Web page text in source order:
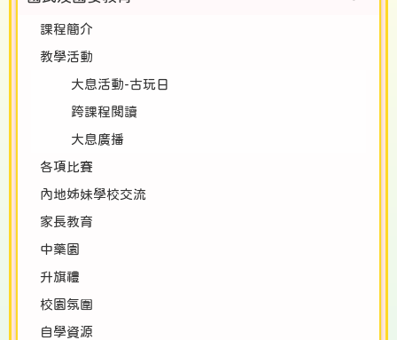
課程簡介
教學活動
大息活動-古玩日
跨課程閱讀
大息廣播
各項比賽
內地姊妹學校交流
家長教育
中藥園
升旗禮
校園氛圍
自學資源